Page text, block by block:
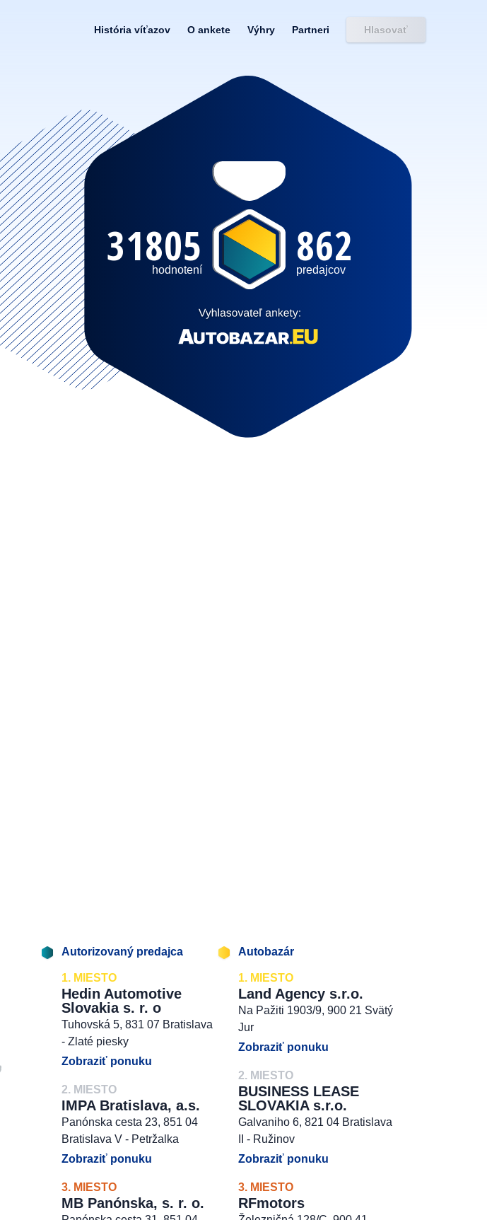
História víťazov O ankete Výhry Partneri Hlasovať
862
predajcov
31805
hodnotení
Autorizovaný predajca
1. MIESTO
Hedin Automotive
Slovakia s. r. o
Tuhovská 5, 831 07 Bratislava
- Zlaté piesky
Zobraziť ponuku
2. MIESTO
IMPA Bratislava, a.s.
Panónska cesta 23, 851 04
Bratislava V - Petržalka
Zobraziť ponuku
3. MIESTO
MB Panónska, s. r. o.
Autobazár
1. MIESTO
Land Agency s.r.o.
Na Pažiti 1903/9, 900 21 Svätý
Jur
Zobraziť ponuku
2. MIESTO
BUSINESS LEASE
SLOVAKIA s.r.o.
Galvaniho 6, 821 04 Bratislava
II - Ružinov
Zobraziť ponuku
3. MIESTO
RFmotors